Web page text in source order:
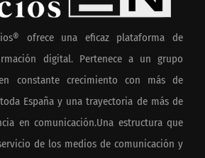
ofrece una eficaz plataforma de
digital. Pertenece a un grupo
constante crecimiento con más de
España y una trayectoria de más de
en comunicación.Una estructura que
de los medios de comunicación y